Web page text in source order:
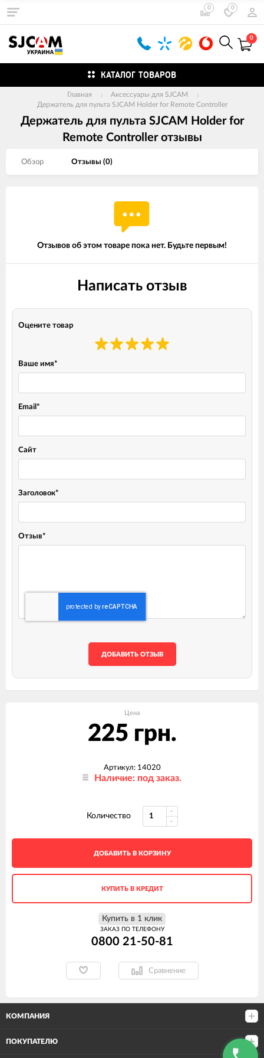
0 0
0
КАТАЛОГ ТОВАРОВ
Главная
Аксессуары для SJCAM
Держатель для пульта SJCAM Holder for Remote Controller
Держатель для пульта SJCAM Holder for
Remote Controller отзывы
Обзор Отзывы (0)
Отзывов об этом товаре пока нет. Будьте первым!
Написать отзыв
Оцените товар
Ваше имя*
Email *
Сайт
Заголовок*
Отзыв*
ДОБАВИТЬ ОТЗЫВ
Цена
225 грн.
Артикул: 14020
Наличие: под заказ.
Количество
ДОБАВИТЬ В КОРЗИНУ
КУПИТЬ В КРЕДИТ
Купить в 1 клик
ЗАКАЗ ПО ТЕЛЕФОНУ
0800 21-50-81
Сравнение
КОМПАНИЯ
ПОКУПАТЕЛЮ